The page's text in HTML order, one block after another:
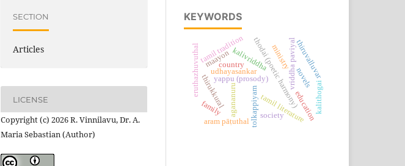
SECTION
Articles
LICENSE
Copyright (c) 2026 R. Vinnilavu, Dr. A.
Maria Sebastian (Author)
KEYWORDS
tolkappiyam
yappu (prosody)thodai (poetic harmony)
agananuru
vriddha paviyal
kalivriddha
tamil literature
udhayasankar
aram pāṭuthal
tamil tradition
thirukkural
thiruvalluvar
ministry
education
country
novels
family society
maayon
eruthazhuvuthal kalithogai